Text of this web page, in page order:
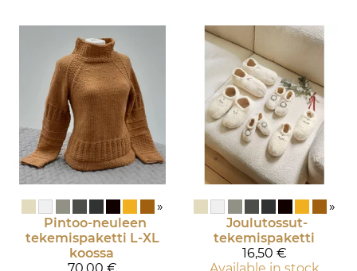
»
Pintoo-neuleen
tekemispaketti L-XL
koossa
»
Joulutossut-
tekemispaketti
16,50 €